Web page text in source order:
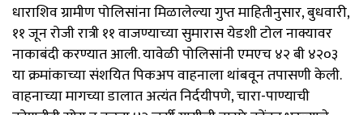
धाराशिव ग्रामीण पोलिसांना मिळालेल्या गुप्त माहितीनुसार, बुधवारी,
११ जून रोजी रात्री ११ वाजण्याच्या सुमारास येडशी टोल नाक्यावर
नाकाबंदी करण्यात आली. यावेळी पोलिसांनी एमएच ४२ बी ४२०३
या क्रमांकाच्या संशयित पिकअप वाहनाला थांबवून तपासणी केली.
वाहनाच्या मागच्या डालात अत्यंत निर्दयीपणे, चारा-पाण्याची